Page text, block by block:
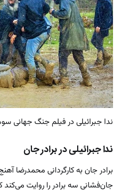
ندا جبرائیلی در فیلم جنگ جهانی
ندا جبرائیلی در برادر جان
برادر جان به کارگردانی محمدرضا
جان‌فشانی سه برادر را روایت می‌کند